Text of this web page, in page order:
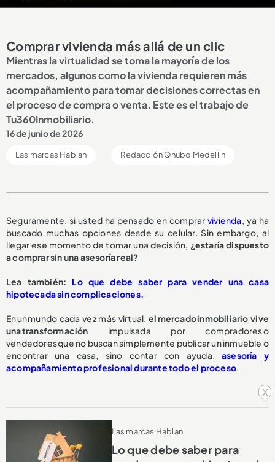
x
Comprar vivienda más allá de un clic
Mientras la virtualidad se toma la mayoría de los
mercados, algunos como la vivienda requieren más
acompañamiento para tomar decisiones correctas en
el proceso de compra o venta. Este es el trabajo de
Tu360Inmobiliario.
16 de junio de 2026
Las marcas Hablan Redacción Qhubo Medellin
Seguramente, si usted ha pensado en comprarvivienda, ya ha
buscado muchas opciones desde su celular. Sin embargo, al
llegar ese momento de tomar una decisión, ¿estaría dispuesto
a comprar sin una asesoría real?
Lea también: Lo que debe saber para vender una casa
hipotecada sin complicaciones.
En un mundo cada vez más virtual, el mercado inmobiliario vive
una transformación impulsada por compradores o
vendedores que no buscan simplemente publicar un inmueble o
encontrar una casa, sino contar con ayuda,asesoría y
acompañamiento profesional durante todo el proceso.
Las marcas Hablan
Lo que debe saber para